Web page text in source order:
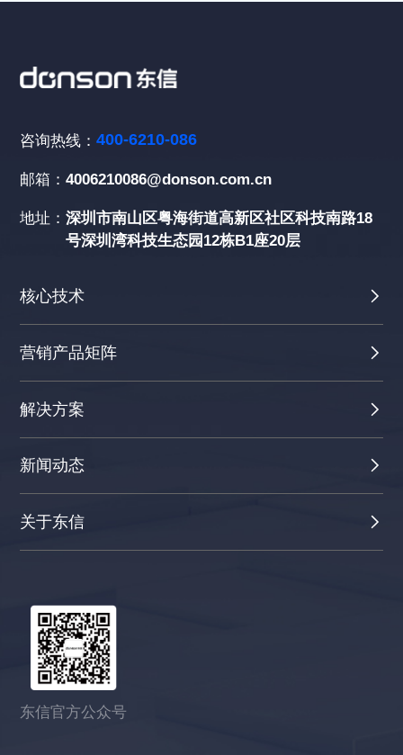
咨询热线：400-6210-086
邮箱：4006210086@donson.com.cn
地址：深圳市南山区粤海街道高新区社区科技南路18
号深圳湾科技生态园12栋B1座20层
核心技术
营销产品矩阵
解决方案
新闻动态
关于东信
东信官方公众号